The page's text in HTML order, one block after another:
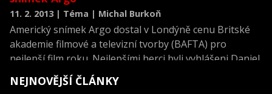
11. 2. 2013 | Téma | Michal Burkoň
Americký snímek Argo dostal v Londýně cenu Britské
akademie filmové a televizní tvorby (BAFTA) pro
nejlepší film roku. Nejlepšími herci byli vyhlášeni Daniel
Day-Lewis a 85letá Emanuelle Rivaová.
NEJNOVĚJŠÍ ČLÁNKY